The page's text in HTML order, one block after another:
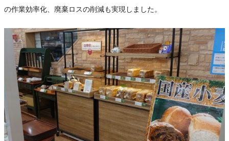
の作業効率化、廃棄ロスの削減も実現しました。